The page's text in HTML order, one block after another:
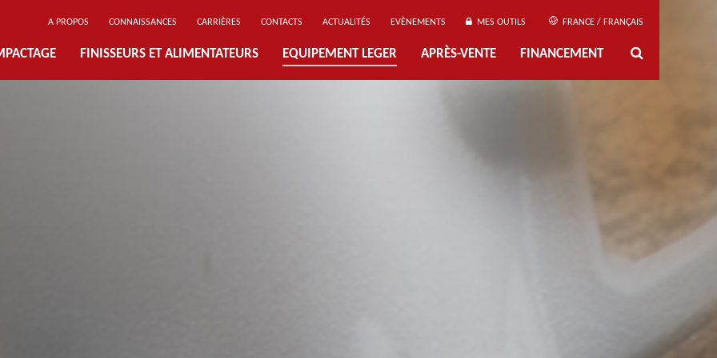
A PROPOS CONNAISSANCES CARRIÈRES CONTACTS ACTUALITÉS EVÈNEMENTS MES OUTILS FRANCE / FRANÇAIS
FINISSEURS ET ALIMENTATEURS EQUIPEMENT LEGER APRÈS-VENTE FINANCEMENT